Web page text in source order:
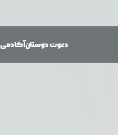
آکادمیدعوت دوستان